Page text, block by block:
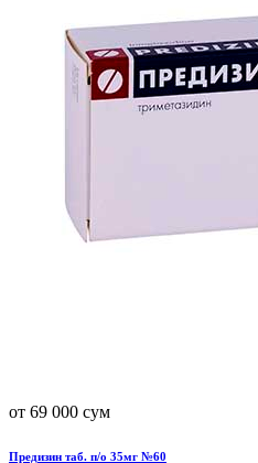
от 69 000 сум
Предизин таб. п/о 35мг №60